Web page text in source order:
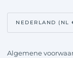
Valuta
Algemene